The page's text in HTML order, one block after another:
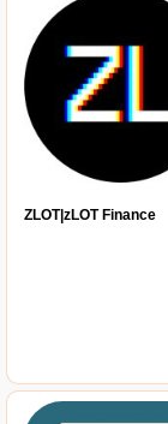
ZLOT|zLOT Finance